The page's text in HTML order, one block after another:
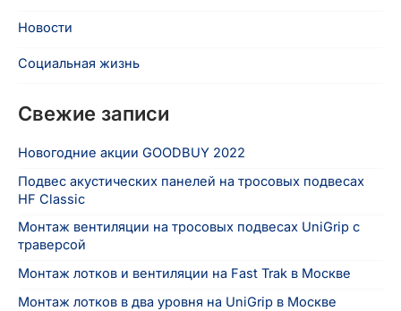
Новости
Социальная жизнь
Свежие записи
Новогодние акции GOODBUY 2022
Подвес акустических панелей на тросовых подвесах
HF Classic
Монтаж вентиляции на тросовых подвесах UniGrip с
траверсой
Монтаж лотков и вентиляции на Fast Trak в Москве
Монтаж лотков в два уровня на UniGrip в Москве